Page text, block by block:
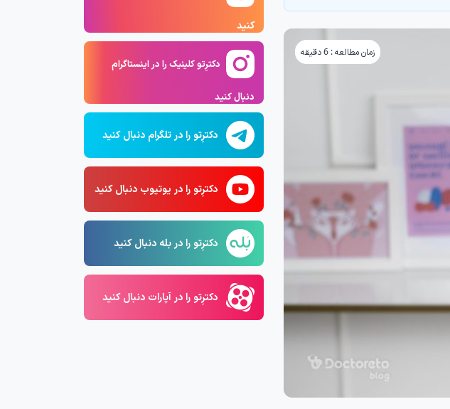
زمان مطالعه : 6 دقیقه
کنید
دکترِتو کلینیک را در اینستاگرام
دنبال کنید
دکترِتو را در تلگرام دنبال کنید
دکترِتو را در یوتیوب دنبال کنید
دکترِتو را در بله دنبال کنید
دکترِتو را در آپارات دنبال کنید